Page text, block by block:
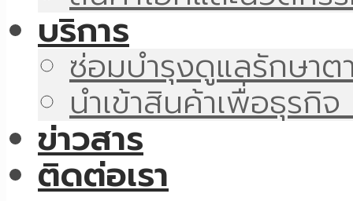
บริการ
ซ่อมบำรุงดูแลรักษา
นำเข้าสินค้าเพื่อธุรกิ
ข่าวสาร
ติดต่อเรา